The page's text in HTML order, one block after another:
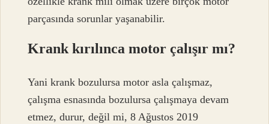
parçasında sorunlar yaşanabilir.
Krank kırılınca motor çalışır mı?
Yani krank bozulursa motor asla çalışmaz,
çalışma esnasında bozulursa çalışmaya devam
etmez, durur, değil mi, 8 Ağustos 2019